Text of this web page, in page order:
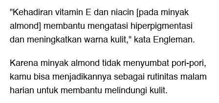
"Kehadiran vitamin E dan niacin [pada minyak
almond] membantu mengatasi hiperpigmentasi
dan meningkatkan warna kulit," kata Engleman.
Karena minyak almond tidak menyumbat pori-pori,
kamu bisa menjadikannya sebagai rutinitas malam
harian untuk membantu melindungi kulit.